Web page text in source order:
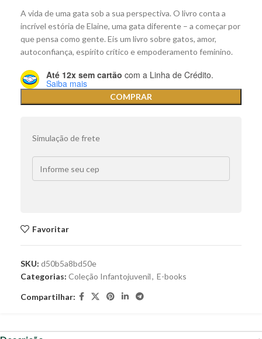
A vida de uma gata sob a sua perspectiva. O livro conta a
incrível estória de Elaine, uma gata diferente – a começar por
que pensa como gente. Eis um livro sobre gatos, amor,
autoconfiança, espírito crítico e empoderamento feminino.
Até 12x sem cartão com a Linha de Crédito.
Saiba mais
COMPRAR
Simulação de frete
Favoritar
SKU: d50b5a8bd50e
Categorias: Coleção Infantojuvenil, E-books
Compartilhar: